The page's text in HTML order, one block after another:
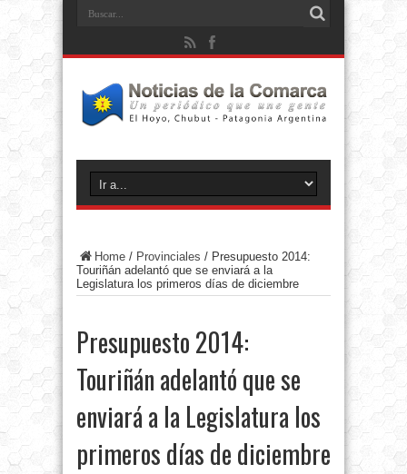
Home / Provinciales / Presupuesto 2014:
Touriñán adelantó que se enviará a la
Legislatura los primeros días de diciembre
Presupuesto 2014:
Touriñán adelantó que se
enviará a la Legislatura los
primeros días de diciembre